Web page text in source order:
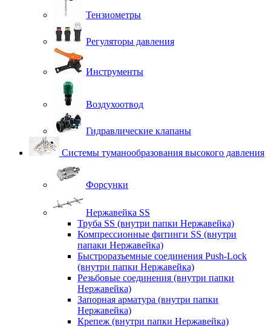
Тензиометры
Регуляторы давления
Инструменты
Воздухоотвод
Гидравлические клапаны
Системы туманообразования высокого давления
Форсунки
Нержавейка SS
Труба SS (внутри папки Нержавейка)
Компрессионные фитинги SS (внутри
папаки Нержавейка)
Быстроразъемные соединения Push-Lock
(внутри папки Нержавейка)
Резьбовые соединения (внутри папки
Нержавейка)
Запорная арматура (внутри папки
Нержавейка)
Крепеж (внутри папки Нержавейка)